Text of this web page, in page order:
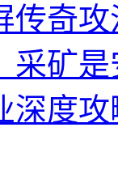
传奇
采矿
深度